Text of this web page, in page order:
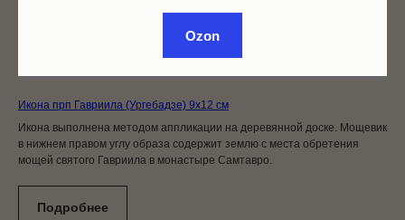
Ozon
Икона прп Гавриила (Ургебадзе) 9x12 см
Икона выполнена методом аппликации на деревянной доске. Мощевик
в нижнем правом углу образа содержит землю с места обретения
мощей святого Гавриила в монастыре Самтавро.
Подробнее